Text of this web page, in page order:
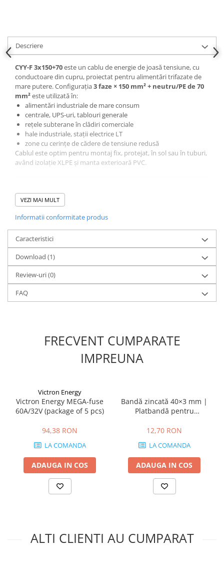
Descriere
CYY-F 3x150+70este un cablu de energie de joasă tensiune, cu
conductoare din cupru, proiectat pentru alimentări trifazate de
mare putere. Configurația3 faze × 150 mm² + neutru/PE de 70
mm²este utilizată în:
alimentări industriale de mare consum
centrale, UPS-uri, tablouri generale
rețele subterane în clădiri comerciale
hale industriale, stații electrice LT
zone cu cerințe de cădere de tensiune redusă
Cablul este optim pentru montaj fix, protejat, în sol sau în tuburi,
având izolație XLPE și manta exterioară PVC.
Conductoare — Cupru
(Cu)
Tip:F – multifilar (clasa 5 / flexibilitate bună)
Secțiuni:
3 × 150 mm²
1 × 70 mm²(N/PE)
Rezistență electrică la 20°C:
150 mm² → ~0.128 Ω/km
Izolație Individuală – XLPE
Temperatură maximă continuă: 90°C
Manta Exterioară – PVC (Y)
sol
umezeală
uleiuri
agenți chimici
Permite montaj exterior sau subteran
Parametri Electrici
Tensiune nominală:
Tensiune încercare:
VEZI MAI MULT
Informatii conformitate produs
Caracteristici
Download (1)
Review-uri(0)
FAQ
FRECVENT CUMPARATE
IMPREUNA
Victron Energy
Victron Energy MEGA-fuse
60A/32V (package of 5 pcs)
94,38 RON
LA COMANDA
ADAUGA IN COS
Bandă zincată 40×3 mm |
Platbandă pentru
electrice
12,70 RON
LA COMANDA
ADAUGA IN COS
ALTI CLIENTI AU CUMPARAT